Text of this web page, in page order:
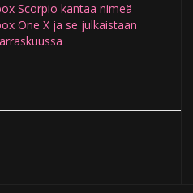
Scorpio kantaa nimeä
One X ja se julkaistaan